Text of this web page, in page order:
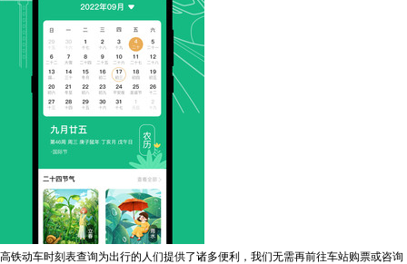
高铁动车时刻表查询为出行的人们提供了诸多便利，我们无需再前往车站购票或咨询